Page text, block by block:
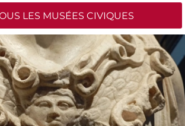
LES MUSÉES CIVIQUES